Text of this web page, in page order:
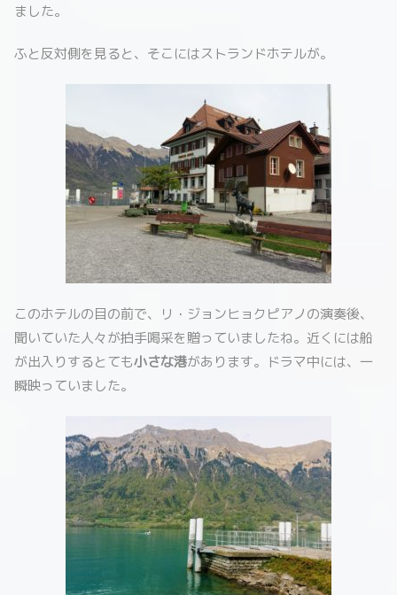
ました。
ふと反対側を見ると、そこにはストランドホテルが。
このホテルの目の前で、リ・ジョンヒョクピアノの演奏後、
聞いていた人々が拍手喝采を贈っていましたね。近くには船
が出入りするとても小さな港があります。ドラマ中には、一
瞬映っていました。